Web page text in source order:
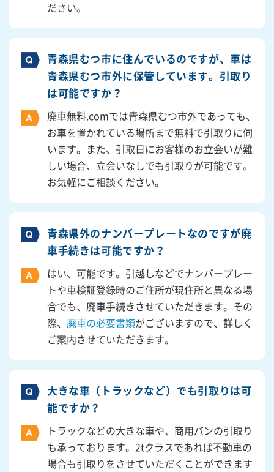
ださい。
青森県むつ市に住んでいるのですが、車は
青森県むつ市外に保管しています。引取り
は可能ですか？
廃車無料.comでは青森県むつ市外であっても、
お車を置かれている場所まで無料で引取りに伺
います。また、引取日にお客様のお立会いが難
しい場合、立会いなしでも引取りが可能です。
お気軽にご相談ください。
青森県外のナンバープレートなのですが廃
車手続きは可能ですか？
はい、可能です。引越しなどでナンバープレー
トや車検証登録時のご住所が現住所と異なる場
合でも、廃車手続きさせていただきます。その
際、 廃車の必要書類がございますので、詳しく
ご案内させていただきます。
大きな車（トラックなど）でも引取りは可
能ですか？
トラックなどの大きな車や、商用バンの引取り
も承っております。2tクラスであれば不動車の
場合も引取りをさせていただくことができます